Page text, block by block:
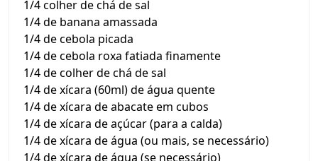
1/4 colher de chá de sal
1/4 de banana amassada
1/4 de cebola picada
1/4 de cebola roxa fatiada finamente
1/4 de colher de chá de sal
1/4 de xícara (60ml) de água quente
1/4 de xícara de abacate em cubos
1/4 de xícara de açúcar (para a calda)
1/4 de xícara de água (ou mais, se necessário)
1/4 de xícara de água (se necessário)